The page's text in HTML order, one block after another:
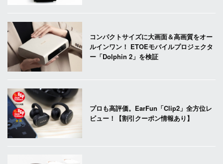
コンパクトサイズに大画面＆高画質をオー
ルインワン！ ETOEモバイルプロジェクタ
ー「Dolphin 2」を検証
プロも高評価。EarFun「Clip2」全方位レ
ビュー！【割引クーポン情報あり】